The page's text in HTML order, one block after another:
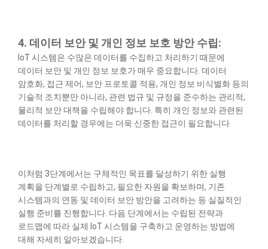
4. 데이터 보안 및 개인 정보 보호 방안 수립:
IoT 시스템은 수많은 데이터를 수집하고 처리하기 때문에
데이터 보안 및 개인 정보 보호가 매우 중요합니다. 데이터
암호화, 접근 제어, 보안 프로토콜 적용, 개인 정보 비식별화 등의
기술적 조치뿐만 아니라, 관련 법규 및 규정을 준수하는 관리적,
물리적 보안 대책을 수립해야 합니다. 특히 개인 정보와 관련된
데이터를 처리할 경우에는 더욱 신중한 접근이 필요합니다.
이처럼 3단계에서는 구체적인 목표를 달성하기 위한 실행
계획을 단계별로 수립하고, 필요한 자원을 확보하며, 기존
시스템과의 연동 및 데이터 보안 방안을 고려하는 등 실질적인
실행 준비를 진행합니다. 다음 단계에서는 수립된 전략과
로드맵에 따라 실제 IoT 시스템을 구축하고 운영하는 방법에
대해 자세히 알아보겠습니다.